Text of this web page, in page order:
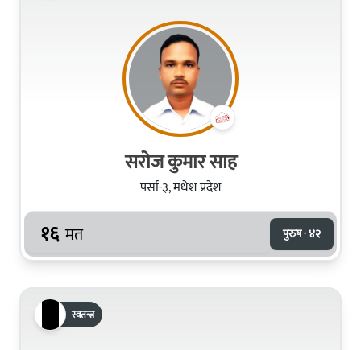
सरोज कुमार साह
पर्सा-३, मधेश प्रदेश
१६ मत पुरुष · ४२
स्वतन्त्र